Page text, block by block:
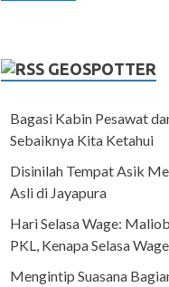
GEOSPOTTER
Bagasi Kabin Pesawat
Sebaiknya Kita Ketahui
Disinilah Tempat Asik
Asli di Jayapura
Hari Selasa Wage:
PKL, Kenapa Selasa
Mengintip Suasana